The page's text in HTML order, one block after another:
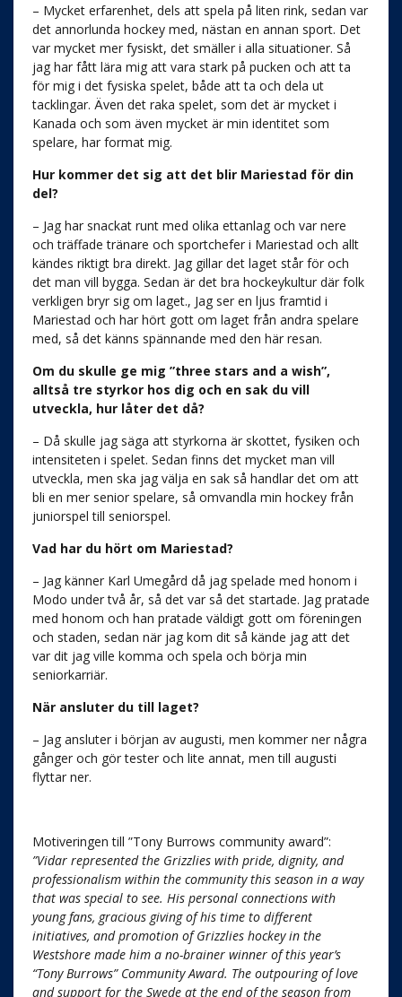
– Mycket erfarenhet, dels att spela på liten rink, sedan var
det annorlunda hockey med, nästan en annan sport. Det
var mycket mer fysiskt, det smäller i alla situationer. Så
jag har fått lära mig att vara stark på pucken och att ta
för mig i det fysiska spelet, både att ta och dela ut
tacklingar. Även det raka spelet, som det är mycket i
Kanada och som även mycket är min identitet som
spelare, har format mig.
Hur kommer det sig att det blir Mariestad för din
del?
– Jag har snackat runt med olika ettanlag och var nere
och träffade tränare och sportchefer i Mariestad och allt
kändes riktigt bra direkt. Jag gillar det laget står för och
det man vill bygga. Sedan är det bra hockeykultur där folk
verkligen bryr sig om laget., Jag ser en ljus framtid i
Mariestad och har hört gott om laget från andra spelare
med, så det känns spännande med den här resan.
Om du skulle ge mig ”three stars and a wish”,
alltså tre styrkor hos dig och en sak du vill
utveckla, hur låter det då?
– Då skulle jag säga att styrkorna är skottet, fysiken och
intensiteten i spelet. Sedan finns det mycket man vill
utveckla, men ska jag välja en sak så handlar det om att
bli en mer senior spelare, så omvandla min hockey från
juniorspel till seniorspel.
Vad har du hört om Mariestad?
– Jag känner Karl Umegård då jag spelade med honom i
Modo under två år, så det var så det startade. Jag pratade
med honom och han pratade väldigt gott om föreningen
och staden, sedan när jag kom dit så kände jag att det
var dit jag ville komma och spela och börja min
seniorkarriär.
När ansluter du till laget?
– Jag ansluter i början av augusti, men kommer ner några
gånger och gör tester och lite annat, men till augusti
flyttar ner.
Motiveringen till ”Tony Burrows community award”:
”Vidar represented the Grizzlies with pride, dignity, and
professionalism within the community this season in a way
that was special to see. His personal connections with
young fans, gracious giving of his time to different
initiatives, and promotion of Grizzlies hockey in the
Westshore made him a no-brainer winner of this year’s
“Tony Burrows” Community Award. The outpouring of love
and support for the Swede at the end of the season from